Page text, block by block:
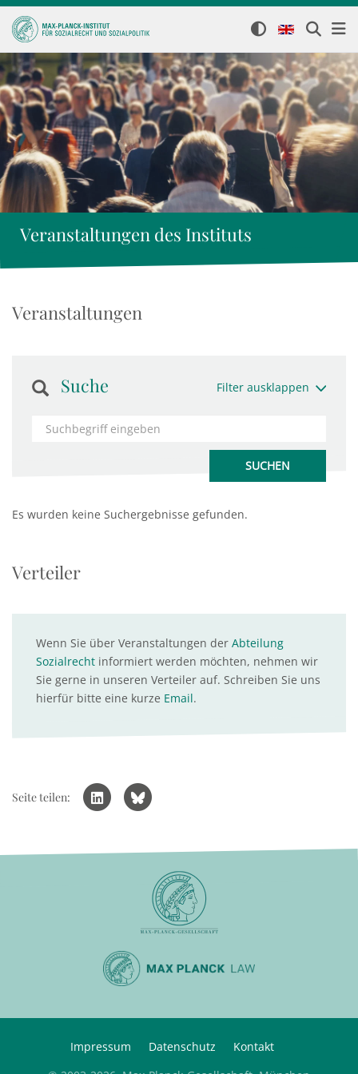
Veranstaltungen des Instituts
Veranstaltungen
Suche Filter ausklappen
Es wurden keine Suchergebnisse gefunden.
Verteiler
Wenn Sie über Veranstaltungen der Abteilung
Sozialrecht informiert werden möchten, nehmen wir
Sie gerne in unseren Verteiler auf. Schreiben Sie uns
hierfür bitte eine kurze Email.
Seite teilen:
Impressum Datenschutz
Kontakt